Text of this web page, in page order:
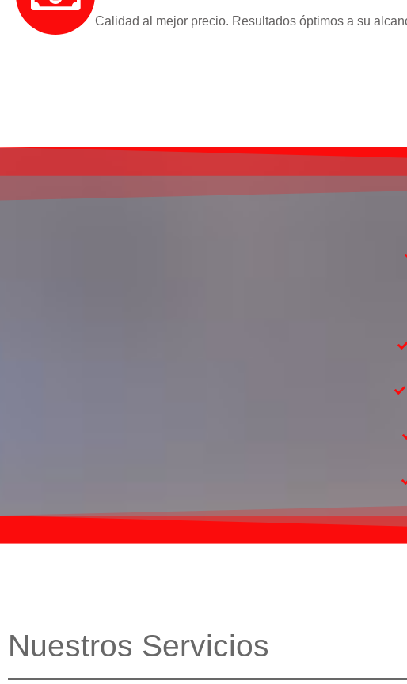
Calidad al mejor precio. Resultados óptimos a su
Nuestros Servicios